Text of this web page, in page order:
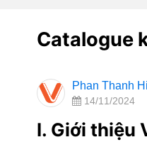
Catalogue
Phan Thanh
14/11/2024
I. Giới thiệu